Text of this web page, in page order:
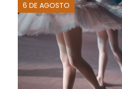
6 DE AGOSTO